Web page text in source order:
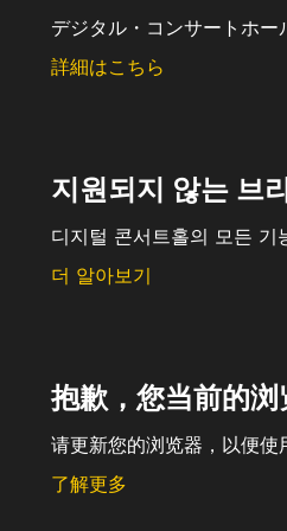
デジタル・コンサートホー
詳細はこちら
지원되지 않는 브
디지털 콘서트홀의 모든 기
더 알아보기
抱歉，您当前的
请更新您的浏览器，以便使
了解更多